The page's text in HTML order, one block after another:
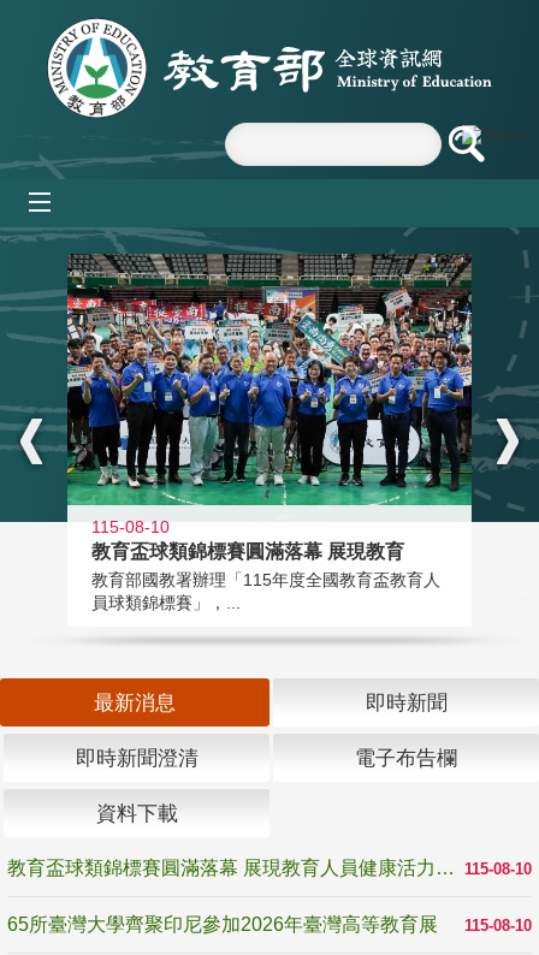
跳到主要內容區塊
:::
115-08-10
教育盃球類錦標賽圓滿落幕 展現教育
教育部國教署辦理「115年度全國教育盃教育人
員球類錦標賽」，...
最新消息 即時新聞
即時新聞澄清 電子布告欄
資料下載
115-08-10
教育盃球類錦標賽圓滿落幕 展現教育人員健康活力與團隊精神
115-08-10
65所臺灣大學齊聚印尼參加2026年臺灣高等教育展